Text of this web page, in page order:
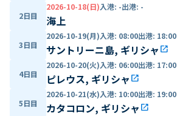
2日目
2026-10-18(日)入港: -出港: -
海上
3日目
2026-10-19(月)入港: 08:00出港: 18:00
サントリーニ島, ギリシャ open_in_new
4日目
2026-10-20(火)入港: 06:00出港: 17:00
ピレウス, ギリシャ open_in_new
5日目
2026-10-21(水)入港: 10:00出港: 19:00
カタコロン, ギリシャ open_in_new